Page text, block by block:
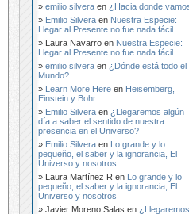
emilio silvera en ¿Hacia donde
Emilio Silvera en Nuestra Especie:
Llegar al Presente no fue nada fácil
Laura Navarro en Nuestra Especie:
Llegar al Presente no fue nada fácil
emilio silvera en ¿Dónde está todo el
Mundo?
Learn More Here en Heisemberg,
Einstein y Bohr
Emilio Silvera en ¿Llegaremos algún
día a saber el sentido de nuestra
presencia en el Universo?
Emilio Silvera en Lo grande y lo
pequeño, el saber y la ignorancia, El
Universo y nosotros
Laura Martínez R en Lo grande y lo
pequeño, el saber y la ignorancia, El
Universo y nosotros
Javier Moreno Salas en ¿Llegaremos